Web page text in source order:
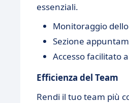
essenziali.
Monitoraggio
Sezione
Accesso facilitato
Efficienza del Team
Rendi il tuo team più